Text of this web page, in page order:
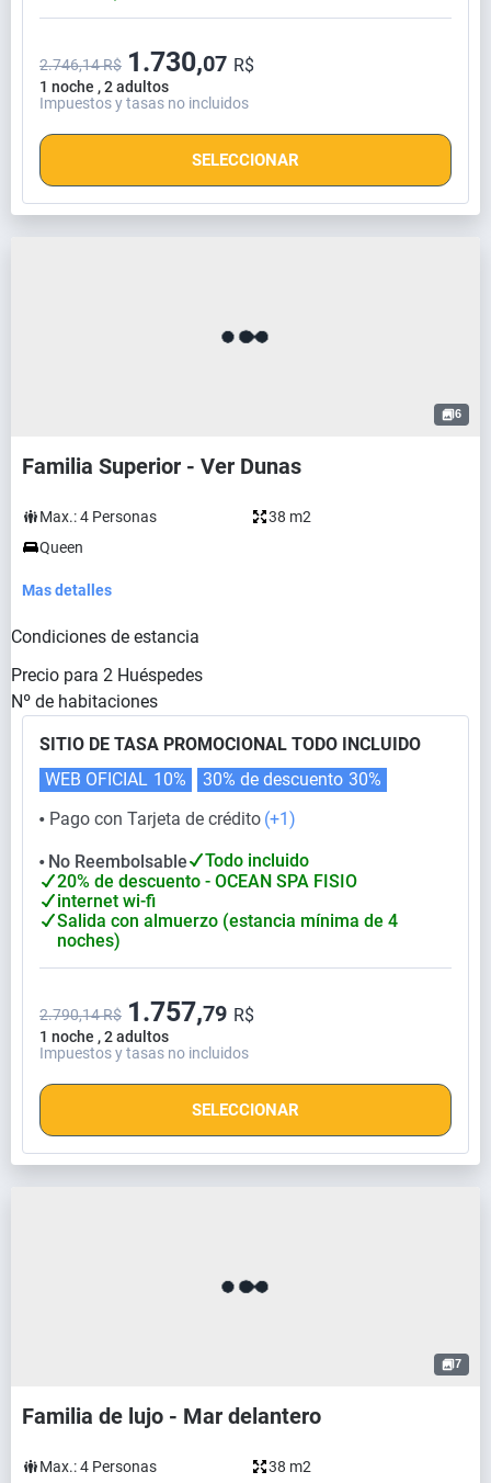
1 noche , 2 adultos
2.746,14 R$ 1.730,07 R$
Impuestos y tasas no incluidos
SELECCIONAR
6
Familia Superior - Ver Dunas
Max.:4 Personas
38 m2
Queen
Mas detalles
Condiciones de estancia
Precio para 2 Huéspedes
Nº de habitaciones
SITIO DE TASA PROMOCIONAL TODO INCLUIDO
⬤ Pago con Tarjeta de crédito (+1)
WEB OFICIAL 10% 30% de descuento 30%
⬤ No Reembolsable
Todo incluido
20% de descuento - OCEAN SPA FISIO
internet wi-fi
Salida con almuerzo (estancia mínima de 4
noches)
1 noche , 2 adultos
2.790,14 R$ 1.757,79 R$
Impuestos y tasas no incluidos
SELECCIONAR
7
Familia de lujo - Mar delantero
Max.:4 Personas 38 m2